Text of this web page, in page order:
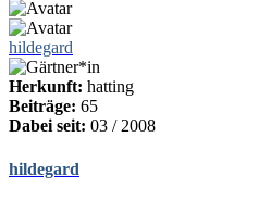
hildegard
Herkunft: hatting
Beiträge: 65
Dabei seit: 03 / 2008
hildegard